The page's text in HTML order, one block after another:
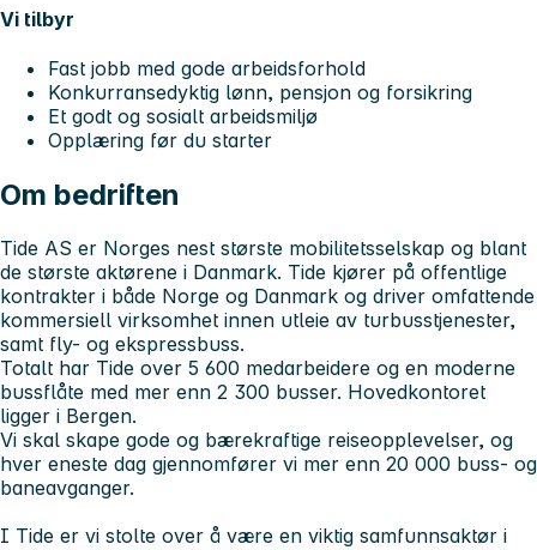
Vi tilbyr
Fast jobb med gode arbeidsforhold
Konkurransedyktig lønn, pensjon og forsikring
Et godt og sosialt arbeidsmiljø
Opplæring før du starter
Om bedriften
Tide AS er Norges nest største mobilitetsselskap og blant
de største aktørene i Danmark. Tide kjører på offentlige
kontrakter i både Norge og Danmark og driver omfattende
kommersiell virksomhet innen utleie av turbusstjenester,
samt fly- og ekspressbuss.
Totalt har Tide over 5 600 medarbeidere og en moderne
bussflåte med mer enn 2 300 busser. Hovedkontoret
ligger i Bergen.
Vi skal skape gode og bærekraftige reiseopplevelser, og
hver eneste dag gjennomfører vi mer enn 20 000 buss- og
baneavganger.
I Tide er vi stolte over å være en viktig samfunnsaktør i